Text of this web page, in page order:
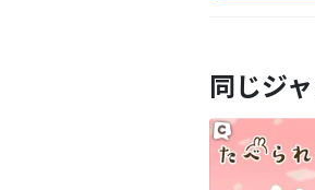
同じジ